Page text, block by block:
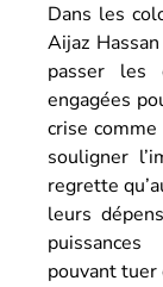
Dans les
Aijaz
passer les
engagées
crise
souligner
regrette
leurs
pouvant